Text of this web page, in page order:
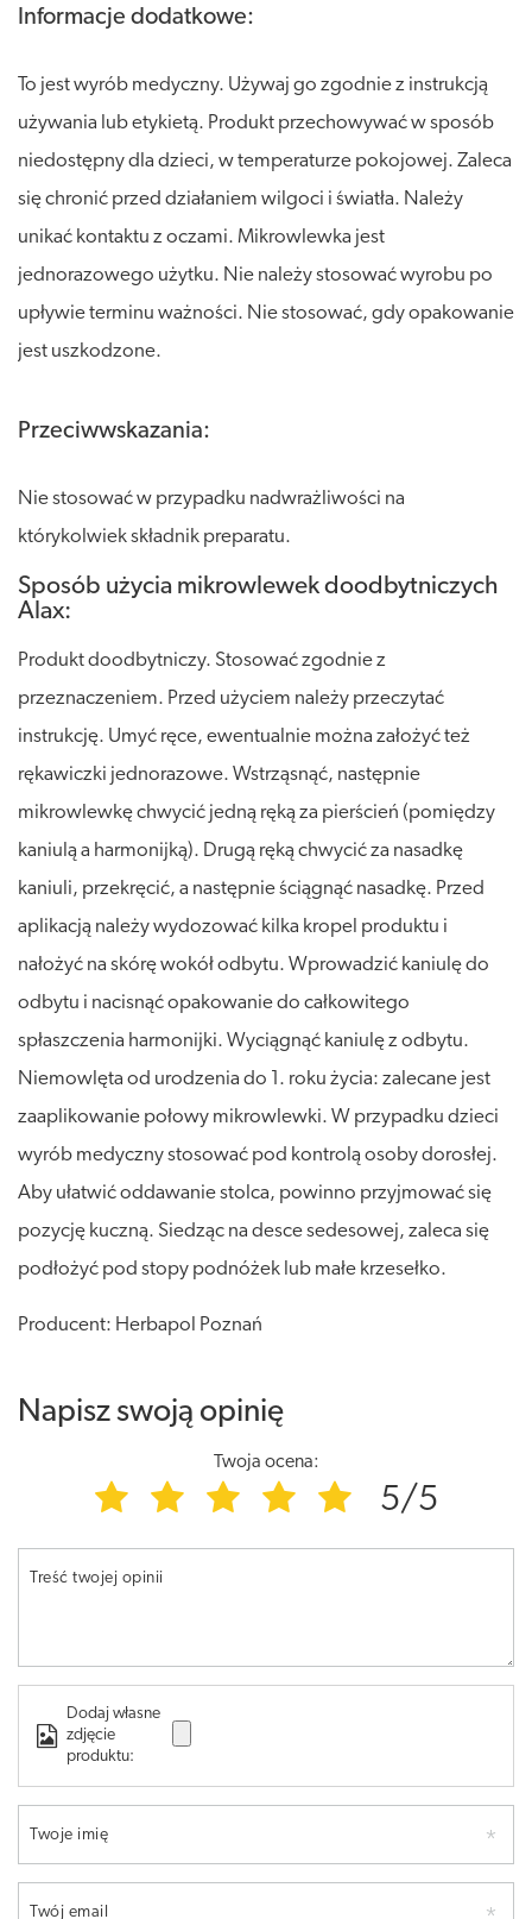
Informacje dodatkowe:
To jest wyrób medyczny. Używaj go zgodnie z instrukcją
używania lub etykietą. Produkt przechowywać w sposób
niedostępny dla dzieci, w temperaturze pokojowej. Zaleca
się chronić przed działaniem wilgoci i światła. Należy
unikać kontaktu z oczami. Mikrowlewka jest
jednorazowego użytku. Nie należy stosować wyrobu po
upływie terminu ważności. Nie stosować, gdy opakowanie
jest uszkodzone.
Przeciwwskazania:
Nie stosować w przypadku nadwrażliwości na
którykolwiek składnik preparatu.
Sposób użycia mikrowlewek doodbytniczych
Alax:
Produkt doodbytniczy. Stosować zgodnie z
przeznaczeniem. Przed użyciem należy przeczytać
instrukcję. Umyć ręce, ewentualnie można założyć też
rękawiczki jednorazowe. Wstrząsnąć, następnie
mikrowlewkę chwycić jedną ręką za pierścień (pomiędzy
kaniulą a harmonijką). Drugą ręką chwycić za nasadkę
kaniuli, przekręcić, a następnie ściągnąć nasadkę. Przed
aplikacją należy wydozować kilka kropel produktu i
nałożyć na skórę wokół odbytu. Wprowadzić kaniulę do
odbytu i nacisnąć opakowanie do całkowitego
spłaszczenia harmonijki. Wyciągnąć kaniulę z odbytu.
Niemowlęta od urodzenia do 1. roku życia: zalecane jest
zaaplikowanie połowy mikrowlewki. W przypadku dzieci
wyrób medyczny stosować pod kontrolą osoby dorosłej.
Aby ułatwić oddawanie stolca, powinno przyjmować się
pozycję kuczną. Siedząc na desce sedesowej, zaleca się
podłożyć pod stopy podnóżek lub małe krzesełko.
Producent: Herbapol Poznań
Napisz swoją opinię
Twoja ocena:
5/5
Treść twojej opinii
Dodaj własne
zdjęcie
produktu:
Twoje imię
Twój email